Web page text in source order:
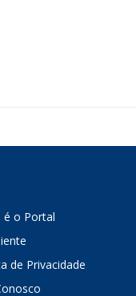
é o Portal
de Privacidade